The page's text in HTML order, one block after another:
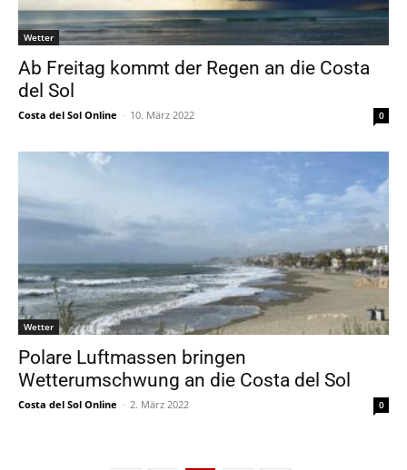
Wetter
Ab Freitag kommt der Regen an die Costa
del Sol
Costa del Sol Online - 10. März 2022 0
Wetter
Polare Luftmassen bringen
Wetterumschwung an die Costa del Sol
Costa del Sol Online - 2. März 2022 0